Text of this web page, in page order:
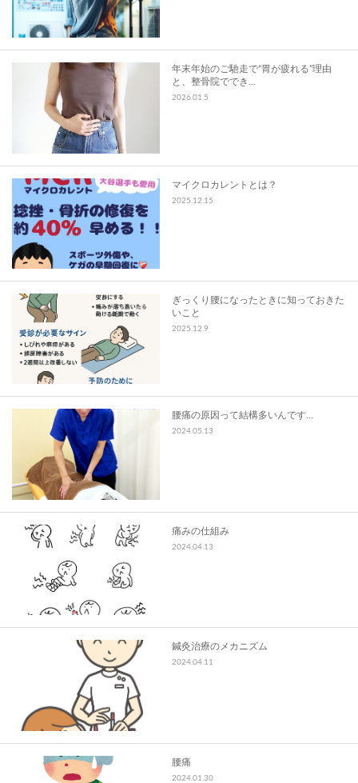
年末年始のご馳走で“胃が疲れる”理由
と、整骨院ででき…
2026.01.5
マイクロカレントとは？
2025.12.15
ぎっくり腰になったときに知っておきた
いこと
2025.12.9
腰痛の原因って結構多いんです…
2024.05.13
痛みの仕組み
2024.04.13
鍼灸治療のメカニズム
2024.04.11
腰痛
2024.01.30